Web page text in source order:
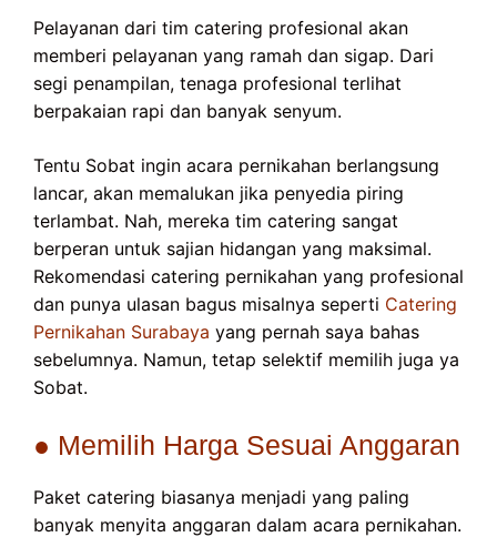
Pelayanan dari tim catering profesional akan
memberi pelayanan yang ramah dan sigap. Dari
segi penampilan, tenaga profesional terlihat
berpakaian rapi dan banyak senyum.
Tentu Sobat ingin acara pernikahan berlangsung
lancar, akan memalukan jika penyedia piring
terlambat. Nah, mereka tim catering sangat
berperan untuk sajian hidangan yang maksimal.
Rekomendasi catering pernikahan yang profesional
dan punya ulasan bagus misalnya seperti Catering
Pernikahan Surabaya yang pernah saya bahas
sebelumnya. Namun, tetap selektif memilih juga ya
Sobat.
● Memilih Harga Sesuai Anggaran
Paket catering biasanya menjadi yang paling
banyak menyita anggaran dalam acara pernikahan.